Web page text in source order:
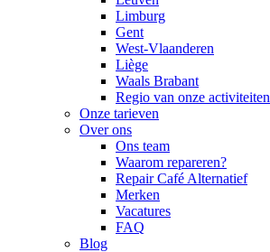
Limburg
Gent
West-Vlaanderen
Liège
Waals Brabant
Regio van onze activiteiten
Onze tarieven
Over ons
Ons team
Waarom repareren?
Repair Café Alternatief
Merken
Vacatures
FAQ
Blog